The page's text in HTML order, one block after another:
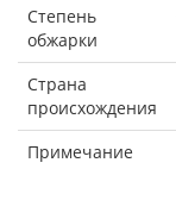
Степень
обжарки
Страна
происхождения
Примечание